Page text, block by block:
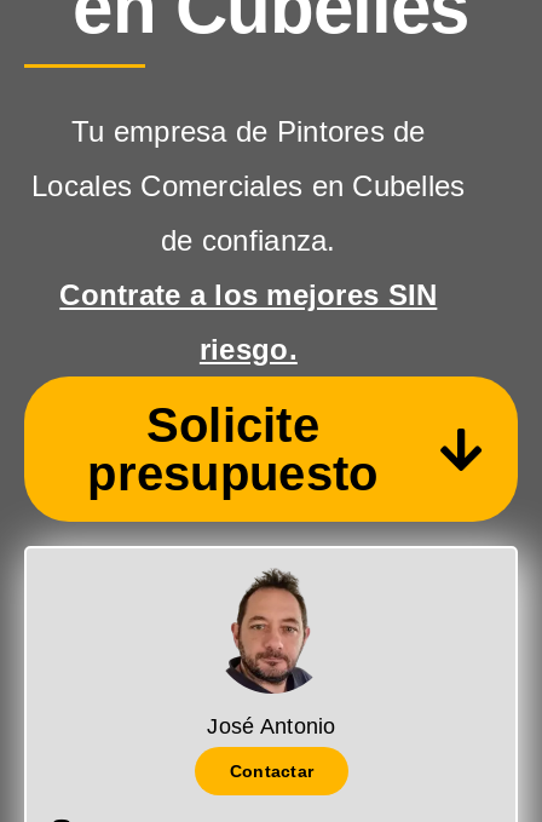
Tu empresa de Pintores de
Locales Comerciales en Cubelles
de confianza.
Contrate a los mejores SIN
riesgo.
Solicite
presupuesto
José Antonio
Contactar